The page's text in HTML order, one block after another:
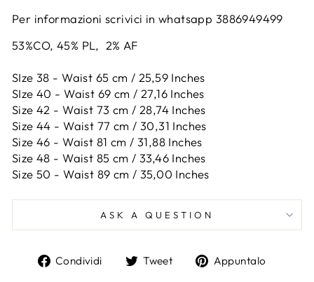
Per informazioni scrivici in whatsapp 3886949499
53%CO, 45% PL, 2% AF
SIze 38 - Waist 65 cm / 25,59 Inches
SIze 40 - Waist 69 cm / 27,16 Inches
Size 42 - Waist 73 cm / 28,74 Inches
Size 44 - Waist 77 cm / 30,31 Inches
Size 46 - Waist 81 cm / 31,88 Inches
Size 48 - Waist 85 cm / 33,46 Inches
Size 50 - Waist 89 cm / 35,00 Inches
ASK A QUESTION
Condividi
Condividi
Tweet
TwittaAppuntalo